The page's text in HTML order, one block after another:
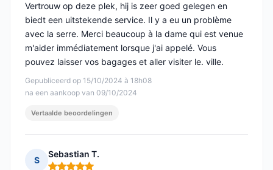
Gepubliceerd op 15/10/2024 à 18h08
na een aankoop van 09/10/2024
Vertrouw op deze plek, hij is zeer goed gelegen en
biedt een uitstekende service. Il y a eu un problème
avec la serre. Merci beaucoup à la dame qui est venue
m'aider immédiatement lorsque j'ai appelé. Vous
pouvez laisser vos bagages et aller visiter le. ville.
Vertaalde beoordelingen
S
Sebastian T.